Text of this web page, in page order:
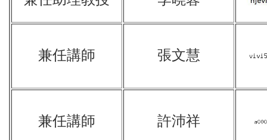
兼任講師 張文慧
兼任講師 許沛祥